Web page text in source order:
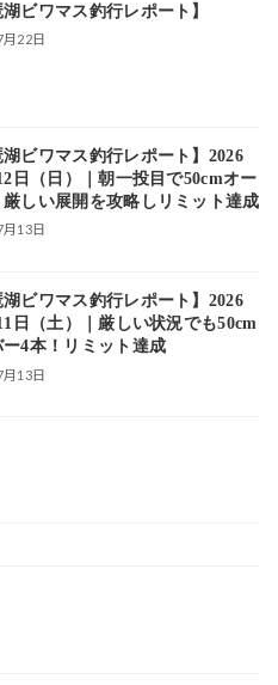
湖ビワマス釣行レポート】
22日
湖ビワマス釣行レポート】2026
日（日）｜朝一投目で50cmオー
厳しい展開を攻略しリミット達成
13日
湖ビワマス釣行レポート】2026
日（土）｜厳しい状況でも50cm
4本！リミット達成
月13日